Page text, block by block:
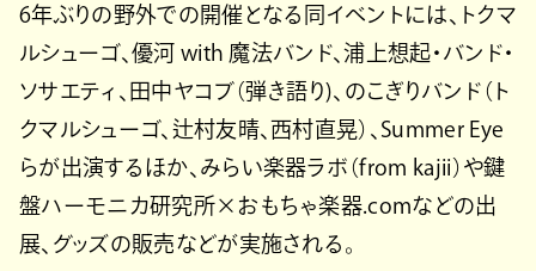
6年ぶりの野外での開催となる同イベントには、トクマ
ルシューゴ、優河 with 魔法バンド、浦上想起・バンド・
ソサエティ、田中ヤコブ（弾き語り)、のこぎりバンド（ト
クマルシューゴ、辻村友晴、西村直晃）、Summer Eye
らが出演するほか、みらい楽器ラボ（from kajii）や鍵
盤ハーモニカ研究所×おもちゃ楽器.comなどの出
展、グッズの販売などが実施される。